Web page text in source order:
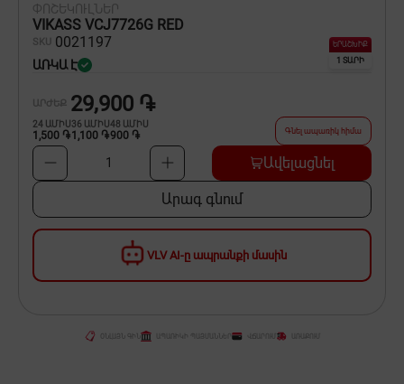
Ինքնագնացներ և ինքնագլորներ
VLV AI-ը ապրանքի մասին
ՓՈՇԵԿՈՒԼՆԵՐ
VIKASS VCJ7726G RED
SKU 0021197
ԱՌԿԱ Է
ԵՐԱՇԽԻՔ
1 ՏԱՐԻ
ԱՐԺԵՔ 29,900 ֏
24 ԱՄԻՍ
1,500 ֏
36 ԱՄԻՍ
1,100 ֏
48 ԱՄԻՍ
900 ֏ Գնել ապառիկ հիմա
1 Ավելացնել
Արագ գնում
ՎՃԱՐՈՒՄ